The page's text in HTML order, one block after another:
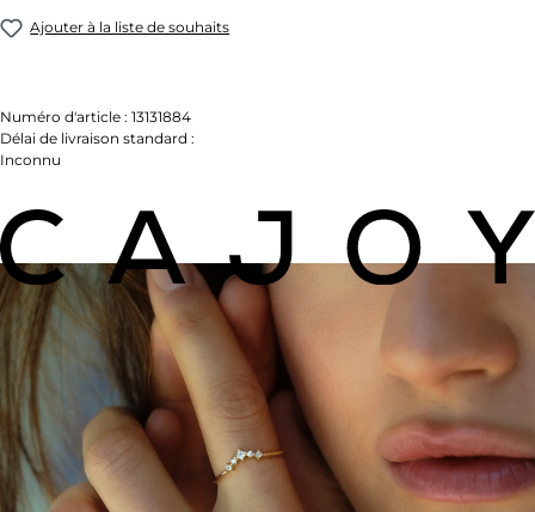
Ajouter à la liste de souhaits
Numéro d'article : 13131884
Délai de livraison standard :
Inconnu